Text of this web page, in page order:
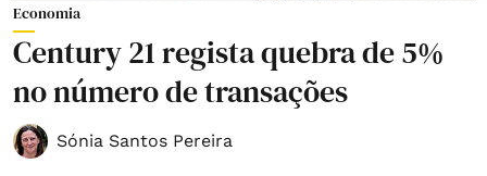
Economia
Century 21 regista quebra de 5%
no número de transações
Sónia Santos Pereira